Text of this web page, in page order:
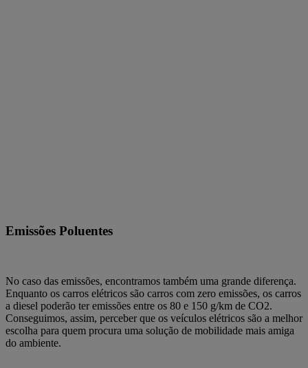
Emissões Poluentes
No caso das emissões, encontramos também uma grande diferença.
Enquanto os carros elétricos são carros com zero emissões, os carros
a diesel poderão ter emissões entre os 80 e 150 g/km de CO2.
Conseguimos, assim, perceber que os veículos elétricos são a melhor
escolha para quem procura uma solução de mobilidade mais amiga
do ambiente.